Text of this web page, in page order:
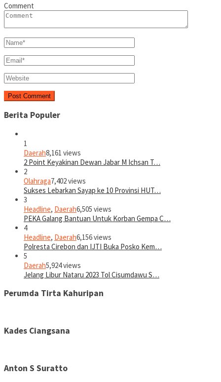
Comment
Berita Populer
1
Daerah8,161 views
2 Point Keyakinan Dewan Jabar M Ichsan T…
2
Olahraga7,402 views
Sukses Lebarkan Sayap ke 10 Provinsi HUT…
3
Headline, Daerah6,505 views
PEKA Galang Bantuan Untuk Korban Gempa C…
4
Headline, Daerah6,156 views
Polresta Cirebon dan IJTI Buka Posko Kem…
5
Daerah5,924 views
Jelang Libur Nataru 2023 Tol Cisumdawu S…
Perumda Tirta Kahuripan
Kades Ciangsana
Anton S Suratto